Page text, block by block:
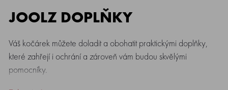
JOOLZ DOPLŇKY
Váš kočárek můžete doladit a obohatit praktickými doplňky,
které zahřejí i ochrání a zároveň vám budou skvělými
pomocníky.